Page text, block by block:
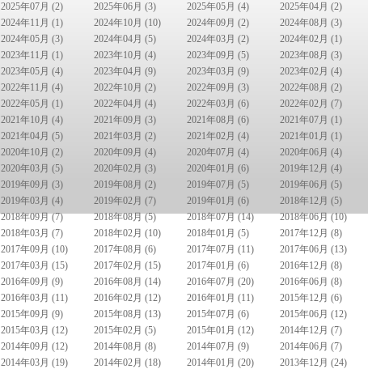
2025年07月 (2)
2025年06月 (3) 2025年05月 (4)
2025年04月 (2)
2024年11月 (1)
2024年10月 (10) 2024年09月 (2)
2024年08月 (3)
2024年05月 (3)
2024年04月 (5) 2024年03月 (2)
2024年02月 (1)
2023年11月 (1)
2023年10月 (4) 2023年09月 (5)
2023年08月 (3)
2023年05月 (4)
2023年04月 (9) 2023年03月 (9)
2023年02月 (4)
2022年11月 (4)
2022年10月 (2) 2022年09月 (3)
2022年08月 (2)
2022年05月 (1)
2022年04月 (4) 2022年03月 (6)
2022年02月 (7)
2021年10月 (4)
2021年09月 (3) 2021年08月 (6)
2021年07月 (1)
2021年04月 (5)
2021年03月 (2) 2021年02月 (4)
2021年01月 (1)
2020年10月 (2)
2020年09月 (4) 2020年07月 (4)
2020年06月 (4)
2020年03月 (5)
2020年02月 (3) 2020年01月 (6)
2019年12月 (4)
2019年09月 (3)
2019年08月 (2) 2019年07月 (5)
2019年06月 (5)
2019年03月 (4)
2019年02月 (7) 2019年01月 (6)
2018年12月 (5)
2018年09月 (7)
2018年08月 (5) 2018年07月 (14)
2018年06月 (10)
2018年03月 (7)
2018年02月 (10) 2018年01月 (5)
2017年12月 (8)
2017年09月 (10)
2017年08月 (6) 2017年07月 (11)
2017年06月 (13)
2017年03月 (15)
2017年02月 (15) 2017年01月 (6)
2016年12月 (8)
2016年09月 (9)
2016年08月 (14) 2016年07月 (20)
2016年06月 (8)
2016年03月 (11)
2016年02月 (12) 2016年01月 (11)
2015年12月 (6)
2015年09月 (9)
2015年08月 (13) 2015年07月 (6)
2015年06月 (12)
2015年03月 (12)
2015年02月 (5) 2015年01月 (12)
2014年12月 (7)
2014年09月 (12)
2014年08月 (8) 2014年07月 (9)
2014年06月 (7)
2014年03月 (19)
2014年02月 (18) 2014年01月 (20)
2013年12月 (24)